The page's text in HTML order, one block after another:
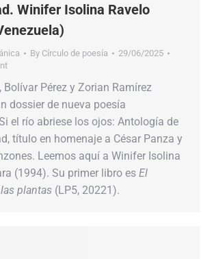
Winifer Isolina Ravelo
By Círculo de poesía
29/06/2025
Bolívar Pérez y Zorian Ramírez
dossier de nueva poesía
el río abriese los ojos: Antología de
título en homenaje a César Panza y
Leemos aquí a Winifer Isolina
(1994). Su primer libro es El
plantas (LP5, 20221).